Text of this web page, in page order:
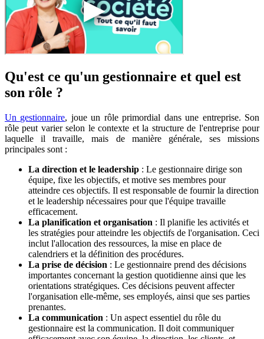
Qu'est ce qu'un gestionnaire et quel est
son rôle ?
Un gestionnaire, joue un rôle primordial dans une entreprise. Son
rôle peut varier selon le contexte et la structure de l'entreprise pour
laquelle il travaille, mais de manière générale, ses missions
principales sont :
La direction et le leadership : Le gestionnaire dirige son
équipe, fixe les objectifs, et motive ses membres pour
atteindre ces objectifs. Il est responsable de fournir la direction
et le leadership nécessaires pour que l'équipe travaille
efficacement.
La planification et organisation : Il planifie les activités et
les stratégies pour atteindre les objectifs de l'organisation. Ceci
inclut l'allocation des ressources, la mise en place de
calendriers et la définition des procédures.
La prise de décision : Le gestionnaire prend des décisions
importantes concernant la gestion quotidienne ainsi que les
orientations stratégiques. Ces décisions peuvent affecter
l'organisation elle-même, ses employés, ainsi que ses parties
prenantes.
La communication : Un aspect essentiel du rôle du
gestionnaire est la communication. Il doit communiquer